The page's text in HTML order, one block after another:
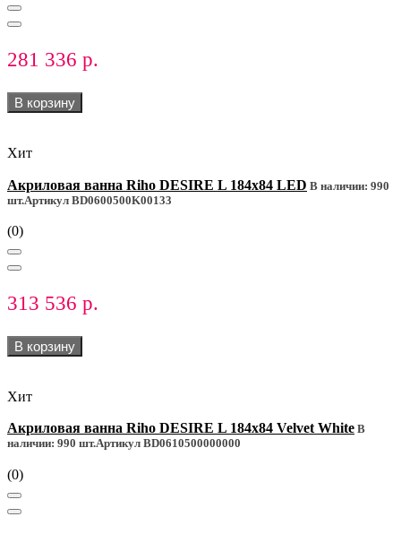
281 336 р.
В корзину
Хит
Акриловая ванна Riho DESIRE L 184x84 LED В наличии: 990
шт.Артикул BD0600500K00133
(0)
313 536 р.
В корзину
Хит
Акриловая ванна Riho DESIRE L 184x84 Velvet White В
наличии: 990 шт.Артикул BD0610500000000
(0)